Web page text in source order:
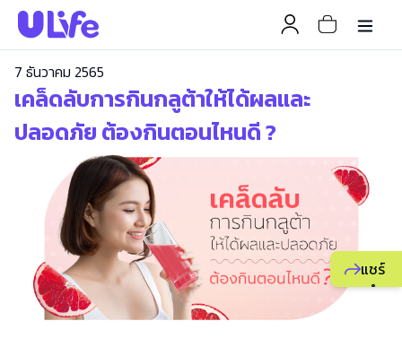
แชร์
แนะนำ
7 ธันวาคม 2565
เคล็ดลับการกินกลูต้าให้ได้ผลและ
ปลอดภัย ต้องกินตอนไหนดี ?